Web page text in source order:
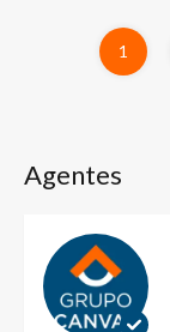
1
Agentes